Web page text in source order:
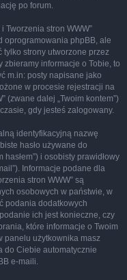
po forum.
Tworzenia stron WWW”
oprogramowania phpBB, ale
tylko strony utworzone przez
informacje o Tobie, to
m.in: posty napisane jako
w procesie rejestracji na
(zwane dalej „Twoim kontem”)
gdy jesteś zalogowany.
identyfikacyjną nazwę
hasło używane do
i osobisty prawidłowy
Informacje podane dla
stron WWW” są
osobowych w państwie, w
podania dodatkowych
ich jest konieczne, czy
które informacje o Twoim
panelu użytkownika masz
do Ciebie automatycznie
e-maili.